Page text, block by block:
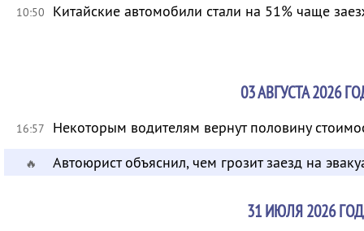
10:50 Китайские автомобили стали на 51% чаще
03 АВГУСТА 2026
16:57 Некоторым водителям вернут половину
🔥 Автоюрист объяснил, чем грозит заезд на
31 ИЮЛЯ 2026